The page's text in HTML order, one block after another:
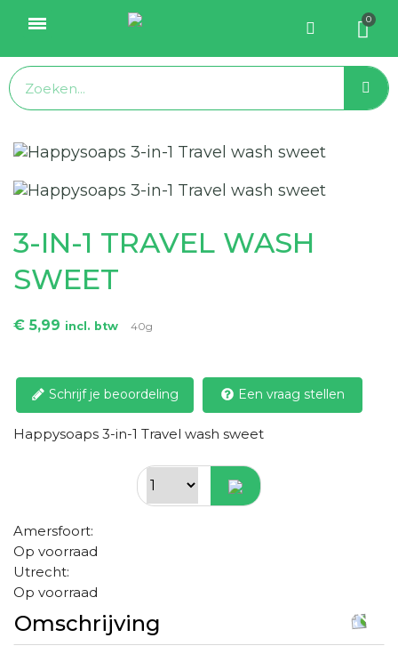
3-IN-1 TRAVEL WASH
SWEET
€ 5,99 incl. btw 40g
Schrijf je beoordeling Een vraag stellen
Happysoaps 3-in-1 Travel wash sweet
Amersfoort:
Op voorraad
Utrecht:
Op voorraad
Omschrijving